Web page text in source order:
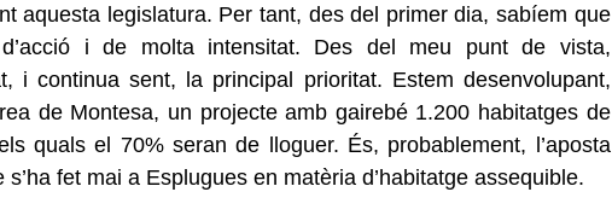
aquesta legislatura. Per tant, des del primer dia, sabíem que
i de molta intensitat. Des del meu punt de vista,
i continua sent, la principal prioritat. Estem desenvolupant,
de Montesa, un projecte amb gairebé 1.200 habitatges de
quals el 70% seran de lloguer. És, probablement, l’aposta
fet mai a Esplugues en matèria d’habitatge assequible.